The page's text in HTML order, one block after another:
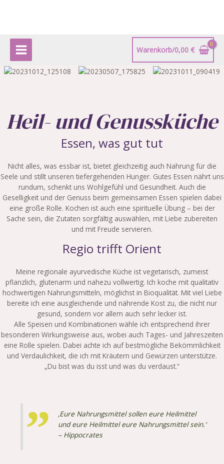
Warenkorb/0,00 €
Heil- und Genussküche
Essen, was gut tut
Nicht alles, was essbar ist, bietet gleichzeitig auch Nahrung für die
Seele und stillt unseren tiefergehenden Hunger. Gutes Essen nährt uns
rundum, schenkt uns Wohlgefühl und Gesundheit. Auch die
Geselligkeit und der Genuss beim gemeinsamen Essen spielen dabei
eine große Rolle. Kochen ist auch eine spirituelle Übung – bei der
Sache sein, die Zutaten sorgfältig auswählen, mit Liebe zubereiten
und mit Freude servieren.
Regio trifft Orient
Meine regionale ayurvedische Küche ist vegetarisch, zumeist
pflanzlich, glutenarm und nahezu vollwertig. Ich koche mit qualitativ
hochwertigen Nahrungsmitteln, möglichst in Bioqualität. Mit viel Liebe
bereite ich eine ausgleichende und nährende Kost zu, die nicht nur
gesund, sondern vor allem auch sehr lecker ist.
Alle Speisen und Kombinationen wähle ich entsprechend ihrer
besonderen Wirkungsweise aus, wobei auch Tages- und Jahreszeiten
eine Rolle spielen. Dabei achte ich auf bestmögliche Bekömmlichkeit
und Verdaulichkeit, die ich mit Kräutern und Gewürzen unterstütze.
„Du bist was du isst und was du verdaust.“
‚Eure Nahrungsmittel sollen eure Heilmittel
und eure Heilmittel eure Nahrungsmittel sein.‘
– Hippocrates